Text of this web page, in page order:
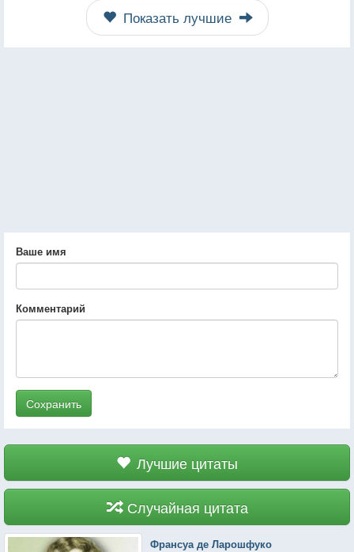
Показать лучшие
Ваше имя
Комментарий
Сохранить
Лучшие цитаты
Случайная цитата
Франсуа де Ларошфуко